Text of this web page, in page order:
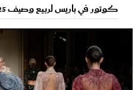
كوتور في باريس لربيع وصيف 2025